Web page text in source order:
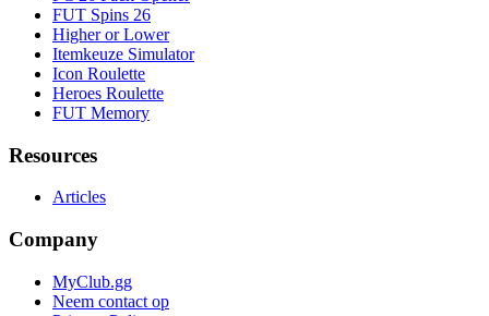
FUT Spins 26
Higher or Lower
Itemkeuze Simulator
Icon Roulette
Heroes Roulette
FUT Memory
Resources
Articles
Company
MyClub.gg
Neem contact op